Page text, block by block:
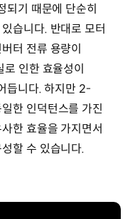
되기 때문에 단순히
습니다. 반대로 모터
터 전류 용량이
인한 효율성이
듭니다. 하지만 2-
한 인덕턴스를 가진
한 효율을 가지면서
할 수 있습니다.